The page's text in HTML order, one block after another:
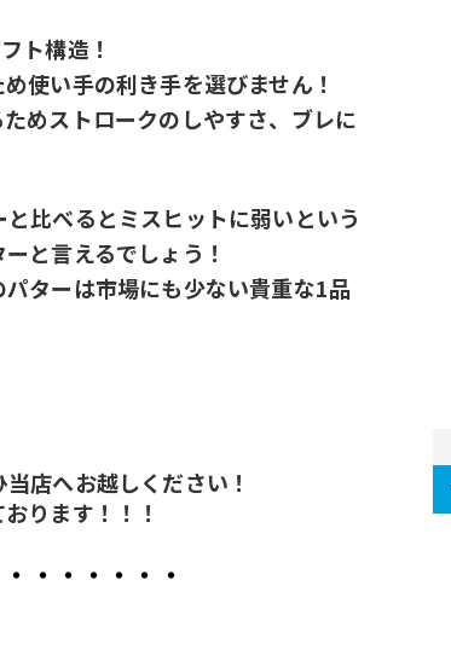
ト構造！
使い手の利き手を選びません！
めストロークのしやすさ、ブレに
比べるとミスヒットに弱いという
と言えるでしょう！
ターは市場にも少ない貴重な1品
店へお越しください！
ります！！！
・・・・・・